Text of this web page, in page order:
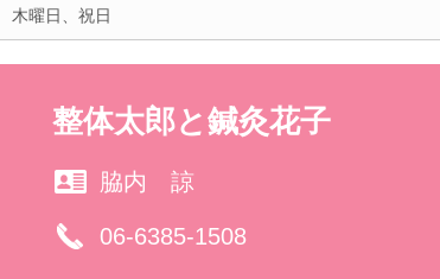
木曜日、祝日
整体太郎と鍼灸花子
脇内 諒
06-6385-1508